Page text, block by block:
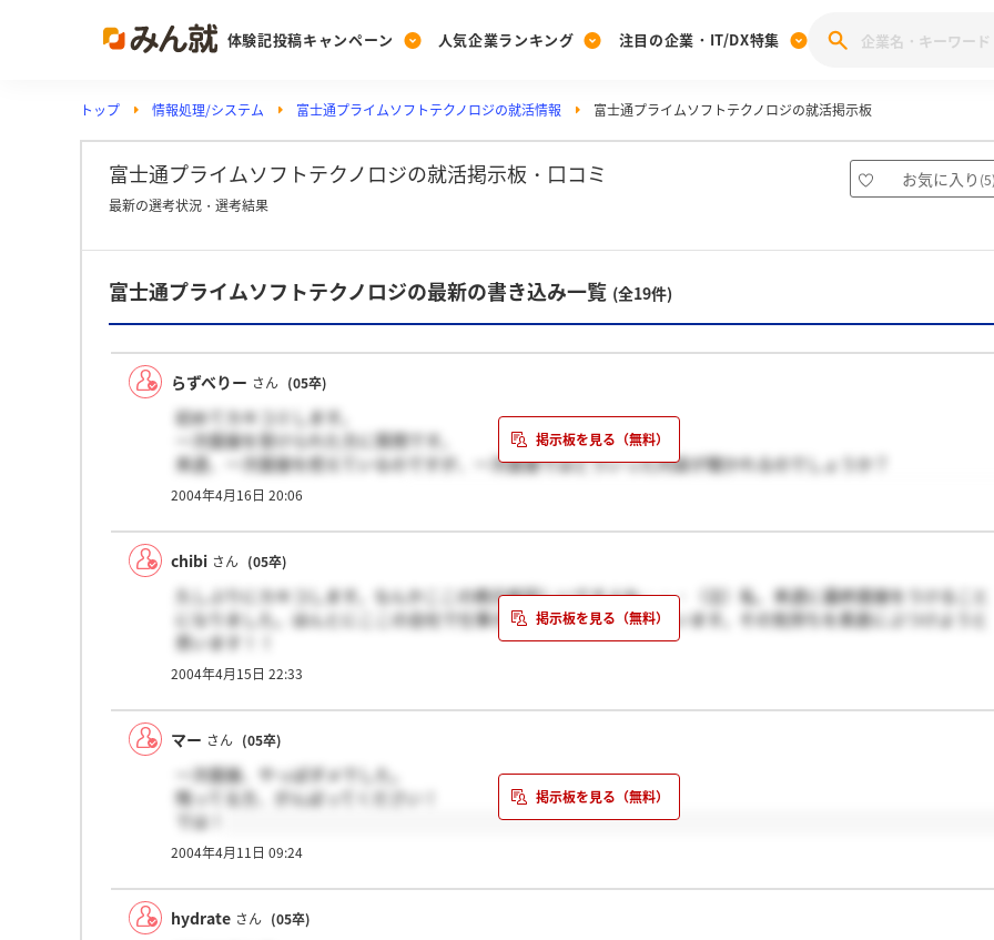
体験記投稿キャンペーン
Post
投稿する
[27卒] 本選考体験記投稿キャンペーン
人気企業ランキング
Ranking
ランキングを見る
みんなのDX企業就職ブランド調査
Vote
投票する
みん
注目の企業・IT/DX特集
PickUp
注目の企業特集
28
動画で知ろう！業界・企業研究
トップ 情報処理/システム 富士通プライムソフトテクノロジの就活情報 富士通プライムソフトテクノロジの就活掲示板
富士通プライムソフトテクノロジの就活掲示板・口コミ お気に入り (5)
最新の選考状況・選考結果
富士通プライムソフトテクノロジの最新の書き込み一覧 (全19件)
らずべりー さん (05卒)
初めてカキコミします。
一次面接を受けられた方に質問です。
来週、一次面接を控えているのですが、一次面接ではどういった内容が聞かれるのでしょうか？
どなたか教えて頂けませんか？
2004年4月16日 20:06
chibi さん (05卒)
久しぶりにカキコします。なんかここの掲示板寂しいですよね・・・（泣）私、来週に最終面接をうけること
になりました。ほんとにここの会社で仕事ができたらいいなって思います。その気持ちを素直にぶつけようと
思います！！
＞マーさん
2004年4月15日 22:33
マー さん (05卒)
一次面接、やっぱダメでした。
残ってる方、がんばってください！
では！
2004年4月11日 09:24
hydrate さん (05卒)